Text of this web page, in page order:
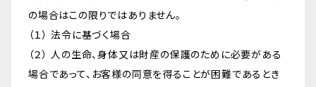
の場合はこの限りではありません。
（１） 法令に基づく場合
（２） 人の生命、身体又は財産の保護のために必要がある
場合であって、お客様の同意を得ることが困難であるとき